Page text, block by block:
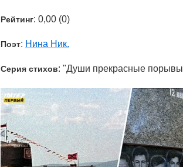
Рейтинг: 0,00 (0)
Поэт: Нина Ник.
Серия стихов: "Души прекрасные